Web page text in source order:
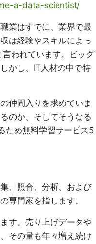
a-data-scientist/
業はすでに、業界で最
は経験やスキルによっ
われています。ビッグ
かし、IT人材の中で特
仲間入りを求めていま
のか、そしてそうなる
ため無料学習サービス5
、照合、分析、および
専門家を指します。
す。売り上げデータや
その量も年々増え続け